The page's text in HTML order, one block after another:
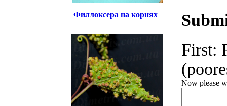
Филлоксера на корнях
First:
Now please